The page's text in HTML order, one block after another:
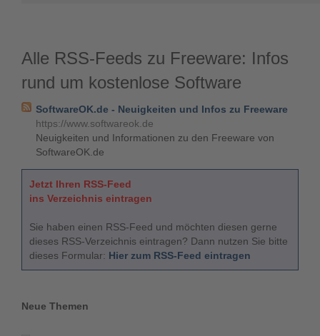
Alle RSS-Feeds zu Freeware: Infos
rund um kostenlose Software
SoftwareOK.de - Neuigkeiten und Infos zu Freeware
https://www.softwareok.de
Neuigkeiten und Informationen zu den Freeware von
SoftwareOK.de
Jetzt Ihren RSS-Feed
ins Verzeichnis eintragen
Sie haben einen RSS-Feed und möchten diesen gerne
dieses RSS-Verzeichnis eintragen? Dann nutzen Sie bitte
dieses Formular: Hier zum RSS-Feed eintragen
Neue Themen